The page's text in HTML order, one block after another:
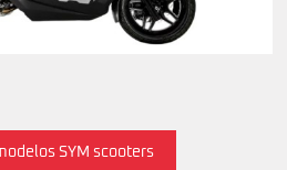
SYM scooters